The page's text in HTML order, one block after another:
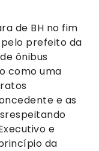
de BH no fim
prefeito da
ônibus
como uma
e as
e
da